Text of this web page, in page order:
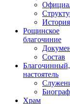
История
Рощинское
благочиние
Состав
Благочинный,
настоятель
Храм